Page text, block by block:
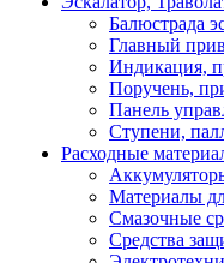
Балюстрада
Главный
Индикация,
Поручень,
Панель
Ступени,
Расходные
Материалы
Смазочные
Средства